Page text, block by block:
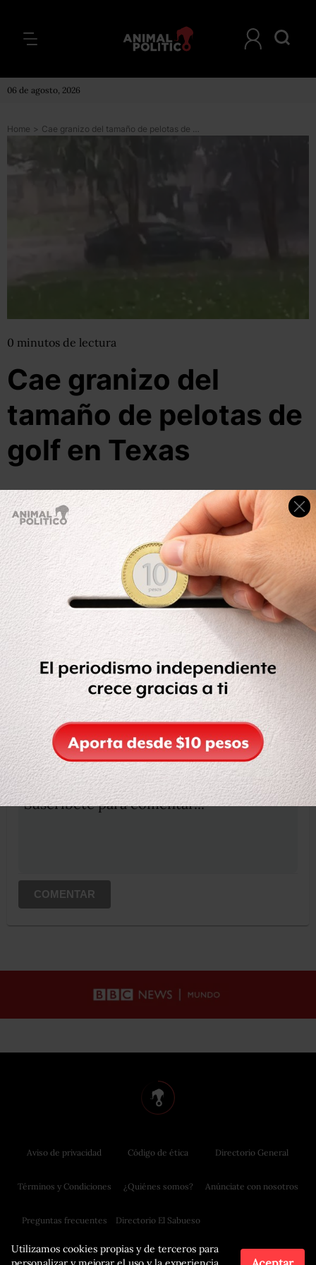
06 de agosto, 2026
Home > Cae granizo del tamaño de pelotas de golf en Texas
0 minutos de lectura
Cae granizo del
tamaño de pelotas de
golf en Texas
15 de junio, 2012 Por: pluna
Compartir
Compartir Leer después
OCULTAR COMENTARIOS
Iniciar sesión Registrate
Suscribete para comentar...
COMENTAR
Utilizamos cookies propias y de terceros para
Aviso de privacidad
Términos y Condiciones
Preguntas frecuentes
Código de ética
¿Quiénes somos?
Directorio El Sabueso
Directorio General
Anúnciate con nosotros